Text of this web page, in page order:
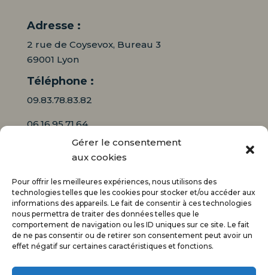
Gérer le consentement
aux cookies
Pour offrir les meilleures expériences, nous utilisons des
technologies telles que les cookies pour stocker et/ou accéder aux
informations des appareils. Le fait de consentir à ces technologies
nous permettra de traiter des données telles que le
comportement de navigation ou les ID uniques sur ce site. Le fait
de ne pas consentir ou de retirer son consentement peut avoir un
effet négatif sur certaines caractéristiques et fonctions.
Adresse :
2 rue de Coysevox, Bureau 3
69001 Lyon
Téléphone :
09.83.78.83.82
06.16.95.71.64
E-mail*